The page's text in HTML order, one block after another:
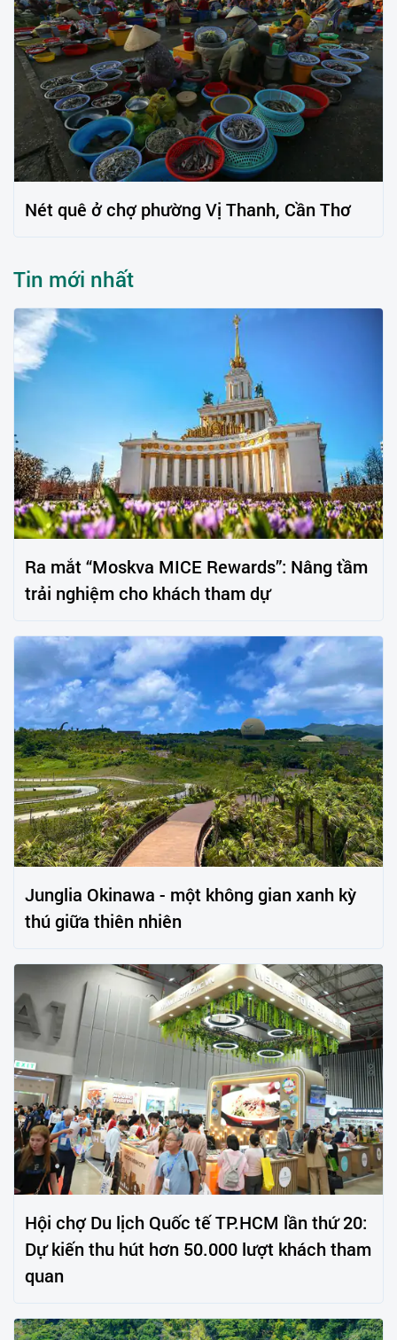
Nét quê ở chợ phường Vị Thanh, Cần Thơ
Tin mới nhất
Ra mắt “Moskva MICE Rewards”: Nâng tầm
trải nghiệm cho khách tham dự
Junglia Okinawa - một không gian xanh kỳ
thú giữa thiên nhiên
Hội chợ Du lịch Quốc tế TP.HCM lần thứ 20:
Dự kiến thu hút hơn 50.000 lượt khách tham
quan